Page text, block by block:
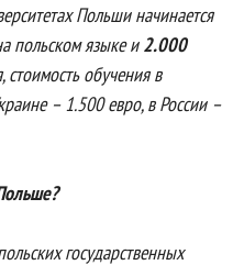
Польши начинается
польском языке и2.000
обучения в
– 1.500 евро, в России –
государственных